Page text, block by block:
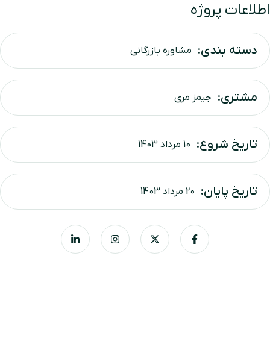
اطلاعات پروژه
دسته بندی: مشاوره بازرگانی
مشتری: جیمز مری
تاریخ شروع: 10 مرداد 1403
تاریخ پایان: 20 مرداد 1403